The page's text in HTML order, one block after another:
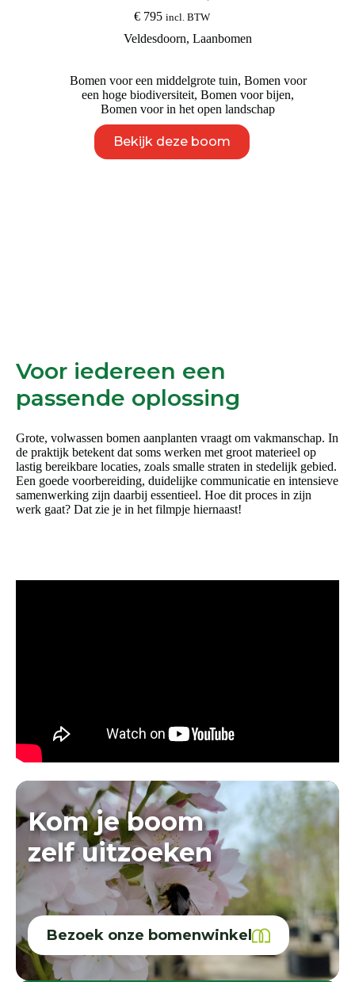
€ 795 incl. BTW
Veldesdoorn,Laanbomen
Bomen voor een middelgrote tuin, Bomen voor
een hoge biodiversiteit,Bomen voor bijen,
Bomen voor in het open landschap
Bekijk deze boom
product
heeft
Voor iedereen een
passende oplossing
Grote, volwassen bomen aanplanten vraagt om vakmanschap. In
de praktijk betekent dat soms werken met groot materieel op
lastig bereikbare locaties, zoals smalle straten in stedelijk gebied.
Een goede voorbereiding, duidelijke communicatie en intensieve
samenwerking zijn daarbij essentieel. Hoe dit proces in zijn
werk gaat? Dat zie je in het filmpje hiernaast!
Kom je boom
zelf uitzoeken
Bezoek onze bomenwinkel